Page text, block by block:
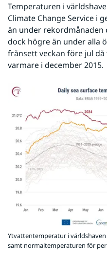
Temperaturen i
Climate Change Service i
än under rekordmånaden
dock högre än under alla
frånsett veckan före jul
varmare i december 2015.
Ytvattentemperatur i världshaven
samt normaltemperaturen för